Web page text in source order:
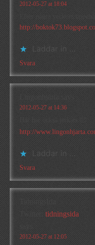
2012-05-27 at 18:04
http://
Laddar in …
Svara
2012-05-27 at 14:36
http://
Laddar in …
Svara
TidningsIda
tidningsida
2012-05-27 at 12:05